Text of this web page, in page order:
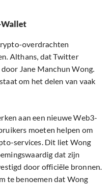
Wallet
overdrachten
Althans, dat Twitter
Jane Manchun Wong.
om het delen van vaak
aan een nieuwe Web3-
moeten helpen om
services. Dit liet Wong
dat zijn
door officiële bronnen.
te benoemen dat Wong